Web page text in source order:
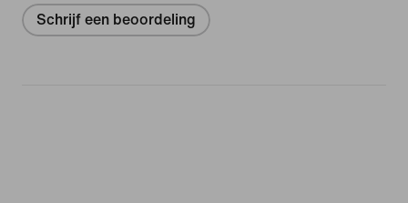
Schrijf een beoordeling